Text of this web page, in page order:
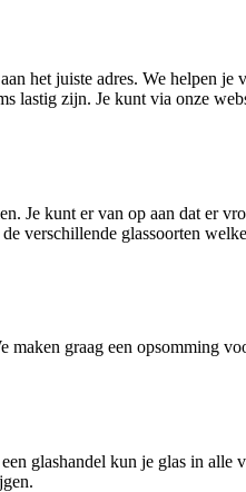
het juiste adres. We helpen
lastig zijn. Je kunt via onze
Je kunt er van op aan dat er
verschillende glassoorten
graag een opsomming
glashandel kun je glas in